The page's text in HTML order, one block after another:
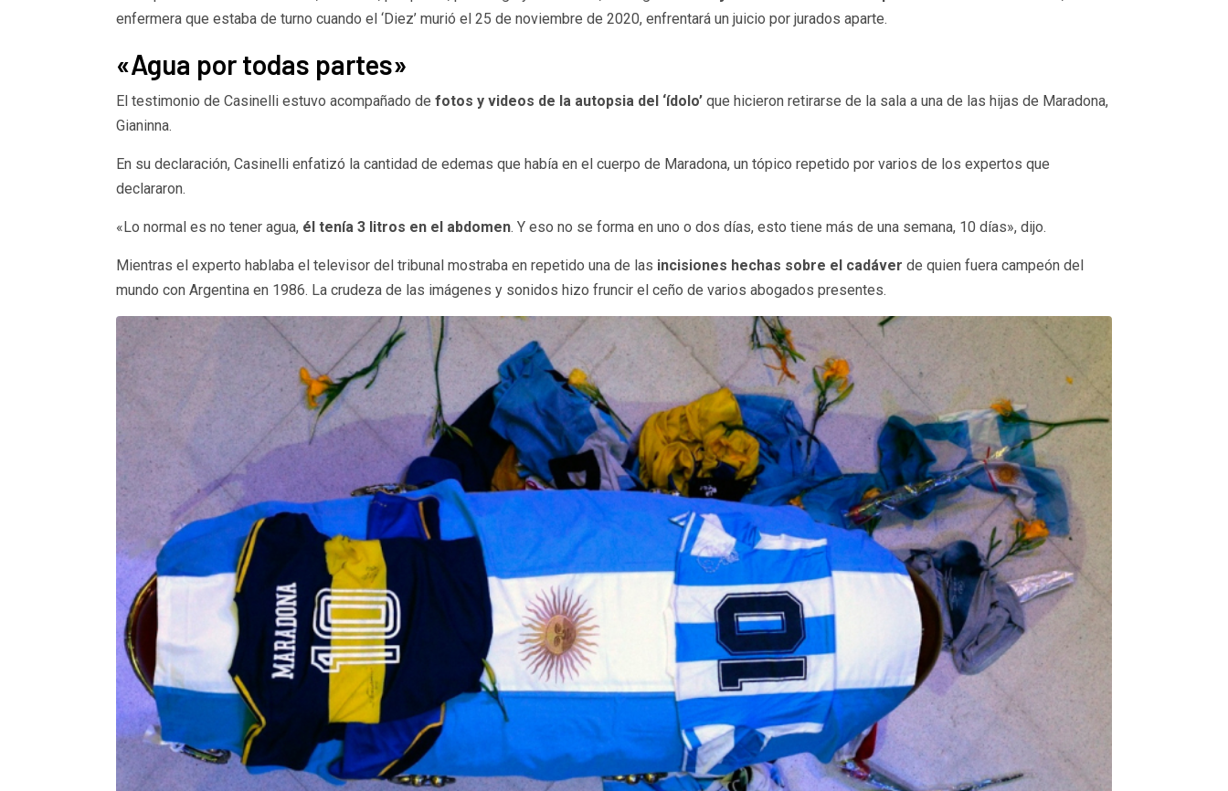
enfermera que estaba de turno cuando el ‘Diez’ murió el 25 de noviembre de 2020, enfrentará un juicio por jurados aparte.
«Agua por todas partes»
El testimonio de Casinelli estuvo acompañado de fotos y videos de la autopsia del ‘ídolo’ que hicieron retirarse de la sala a una de las hijas de Maradona,
Gianinna.
En su declaración, Casinelli enfatizó la cantidad de edemas que había en el cuerpo de Maradona, un tópico repetido por varios de los expertos que
declararon.
«Lo normal es no tener agua, él tenía 3 litros en el abdomen. Y eso no se forma en uno o dos días, esto tiene más de una semana, 10 días», dijo.
Mientras el experto hablaba el televisor del tribunal mostraba en repetido una de las incisiones hechas sobre el cadáver de quien fuera campeón del
mundo con Argentina en 1986. La crudeza de las imágenes y sonidos hizo fruncir el ceño de varios abogados presentes.